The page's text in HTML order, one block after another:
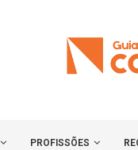
PROFISSÕES